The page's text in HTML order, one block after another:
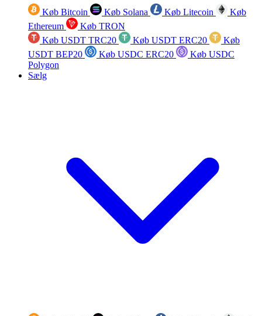
Køb Bitcoin Køb Solana Køb Litecoin
Køb
Ethereum
Køb TRON
Køb USDT TRC20
Køb USDT ERC20
Køb
USDT BEP20
Køb USDC ERC20
Køb USDC
Polygon
Sælg